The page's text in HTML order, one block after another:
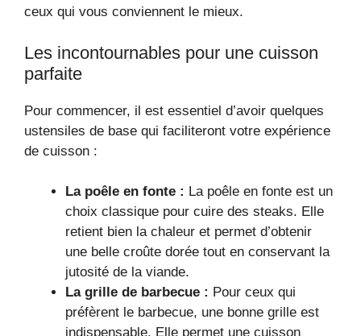
ceux qui vous conviennent le mieux.
Les incontournables pour une cuisson
parfaite
Pour commencer, il est essentiel d’avoir quelques
ustensiles de base qui faciliteront votre expérience
de cuisson :
La poêle en fonte : La poêle en fonte est un
choix classique pour cuire des steaks. Elle
retient bien la chaleur et permet d’obtenir
une belle croûte dorée tout en conservant la
jutosité de la viande.
La grille de barbecue : Pour ceux qui
préfèrent le barbecue, une bonne grille est
indispensable. Elle permet une cuisson